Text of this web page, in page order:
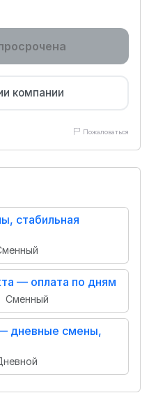
компании
Пожаловаться
стабильная
— оплата по дням
Сменный
дневные смены,